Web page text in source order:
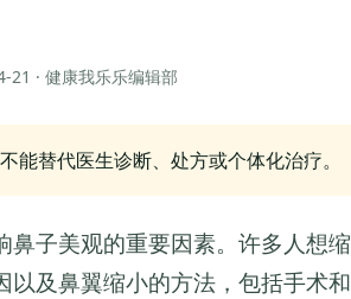
21 · 健康我乐乐编辑部
能替代医生诊断、处方或个体化治疗。
鼻子美观的重要因素。许多人想
及鼻翼缩小的方法，包括手术和